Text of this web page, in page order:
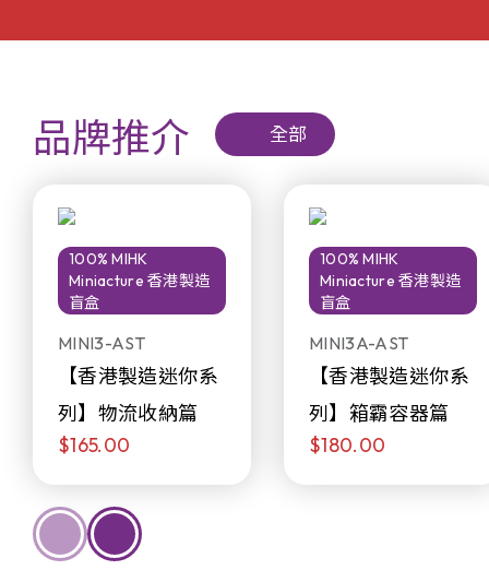
品牌推介 全部
100% MIHK
Miniacture 香港製造
盲盒
MINI3-AST
【香港製造迷你系
列】物流收納篇
$165.00
100% MIHK
Miniacture 香港製造
盲盒
MINI3A-AST
【香港製造迷你系
列】箱霸容器篇
$180.00